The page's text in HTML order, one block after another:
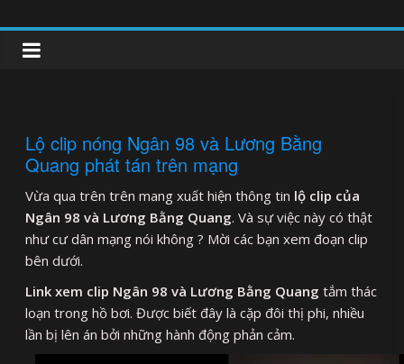
to
content
clipnonglive.com
Lộ clip nóng Ngân 98 và Lương Bằng
Quang phát tán trên mạng
Vừa qua trên trên mang xuất hiện thông tin lộ clip của
Ngân 98 và Lương Bằng Quang. Và sự việc này có thật
như cư dân mạng nói không ? Mời các bạn xem đoạn clip
bên dưới.
Link xem clip Ngân 98 và Lương Bằng Quang tắm thác
loạn trong hồ bơi. Được biết đây là cặp đôi thị phi, nhiều
lần bị lên án bởi những hành động phản cảm.